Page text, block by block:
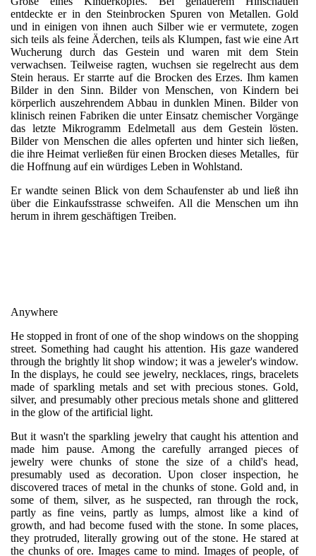
entdeckte er in den Steinbrocken Spuren von Metallen. Gold
und in einigen von ihnen auch Silber wie er vermutete, zogen
sich teils als feine Äderchen, teils als Klumpen, fast wie eine Art
Wucherung durch das Gestein und waren mit dem Stein
verwachsen. Teilweise ragten, wuchsen sie regelrecht aus dem
Stein heraus. Er starrte auf die Brocken des Erzes. Ihm kamen
Bilder in den Sinn. Bilder von Menschen, von Kindern bei
körperlich auszehrendem Abbau in dunklen Minen. Bilder von
klinisch reinen Fabriken die unter Einsatz chemischer Vorgänge
das letzte Mikrogramm Edelmetall aus dem Gestein lösten.
Bilder von Menschen die alles opferten und hinter sich ließen,
die ihre Heimat verließen für einen Brocken dieses Metalles, für
die Hoffnung auf ein würdiges Leben in Wohlstand.
Er wandte seinen Blick von dem Schaufenster ab und ließ ihn
über die Einkaufsstrasse schweifen. All die Menschen um ihn
herum in ihrem geschäftigen Treiben.
Anywhere
He stopped in front of one of the shop windows on the shopping
street. Something had caught his attention. His gaze wandered
through the brightly lit shop window; it was a jeweler's window.
In the displays, he could see jewelry, necklaces, rings, bracelets
made of sparkling metals and set with precious stones. Gold,
silver, and presumably other precious metals shone and glittered
in the glow of the artificial light.
But it wasn't the sparkling jewelry that caught his attention and
made him pause. Among the carefully arranged pieces of
jewelry were chunks of stone the size of a child's head,
presumably used as decoration. Upon closer inspection, he
discovered traces of metal in the chunks of stone. Gold and, in
some of them, silver, as he suspected, ran through the rock,
partly as fine veins, partly as lumps, almost like a kind of
growth, and had become fused with the stone. In some places,
they protruded, literally growing out of the stone. He stared at
the chunks of ore. Images came to mind. Images of people, of